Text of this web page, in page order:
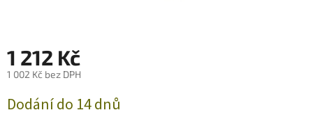
1 212 Kč
1 002 Kč bez DPH
cena:
Dodání do 14 dnů